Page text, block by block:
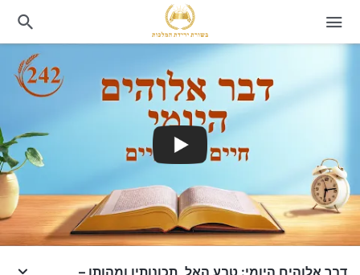
דבר אלוהים היומי: טבע האל, תכונותיו ומהותו –